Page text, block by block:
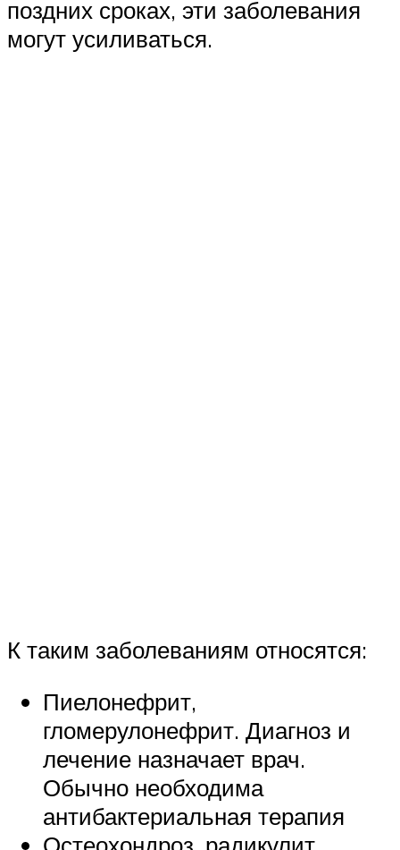
поздних сроках, эти заболевания
могут усиливаться.
К таким заболеваниям относятся:
Пиелонефрит,
гломерулонефрит. Диагноз и
лечение назначает врач.
Обычно необходима
антибактериальная терапия